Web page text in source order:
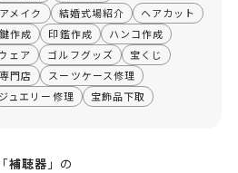
メイク 結婚式場紹介
ヘアカット
作成 印鑑作成
ハンコ作成
ェア ゴルフグッズ
宝くじ
門店
スーツケース修理
ジュエリー修理 宝飾品下取
「補聴器 」の